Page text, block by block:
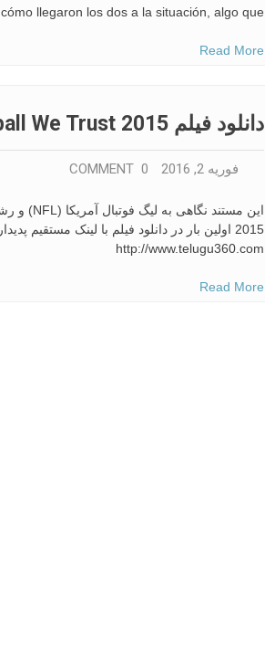
cómo llegaron los dos a la situación, algo que […]
Read More
دانلود فیلم In Football We Trust 2015
فوریه 2, 2016 0 COMMENT
http://www.telugu360.com
Read More